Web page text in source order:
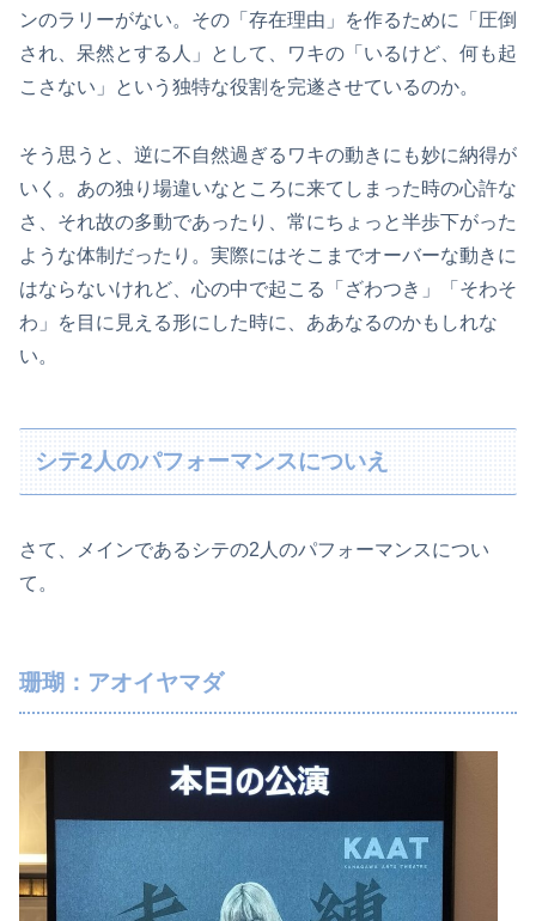
ンのラリーがない。その「存在理由」を作るために「圧倒
され、呆然とする人」として、ワキの「いるけど、何も起
こさない」という独特な役割を完遂させているのか。
そう思うと、逆に不自然過ぎるワキの動きにも妙に納得が
いく。あの独り場違いなところに来てしまった時の心許な
さ、それ故の多動であったり、常にちょっと半歩下がった
ような体制だったり。実際にはそこまでオーバーな動きに
はならないけれど、心の中で起こる「ざわつき」「そわそ
わ」を目に見える形にした時に、ああなるのかもしれな
い。
シテ2人のパフォーマンスについえ
さて、メインであるシテの2人のパフォーマンスについ
て。
珊瑚：アオイヤマダ